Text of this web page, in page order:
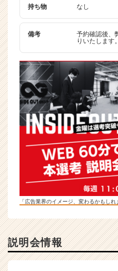
e
C
a
r
e
持ち物 なし
備考
予約確認後、
りいたします。
「広告業界のイメージ、変わるかもしれ
説明会情報